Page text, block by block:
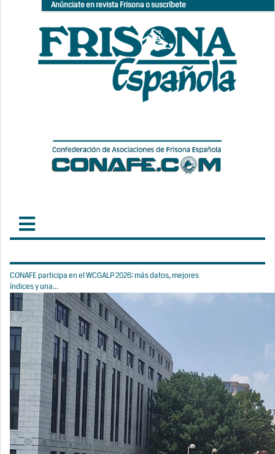
Anúnciate en revista Frisona o suscríbete
CONAFE participa en el WCGALP 2026: más datos, mejores
índices y una...